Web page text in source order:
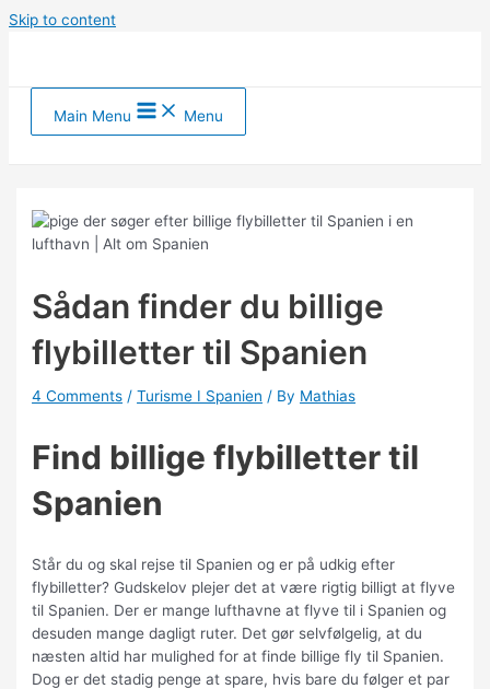
Skip to content
Main Menu Menu
Sådan finder du billige
flybilletter til Spanien
4 Comments /Turisme I Spanien / By Mathias
Find billige flybilletter til
Spanien
Står du og skal rejse til Spanien og er på udkig efter
flybilletter? Gudskelov plejer det at være rigtig billigt at flyve
til Spanien. Der er mange lufthavne at flyve til i Spanien og
desuden mange dagligt ruter. Det gør selvfølgelig, at du
næsten altid har mulighed for at finde billige fly til Spanien.
Dog er det stadig penge at spare, hvis bare du følger et par